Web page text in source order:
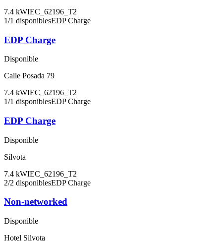
7.4 kWIEC_62196_T2
1/1 disponiblesEDP Charge
EDP Charge
Disponible
Calle Posada 79
7.4 kWIEC_62196_T2
1/1 disponiblesEDP Charge
EDP Charge
Disponible
Silvota
7.4 kWIEC_62196_T2
2/2 disponiblesEDP Charge
Non-networked
Disponible
Hotel Silvota